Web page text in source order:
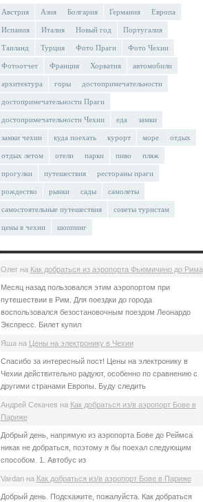
Австрия Азия Болгария Германия Европа
Испания Италия Новый год Португалия
Таиланд Турция Фото Праги Фото Чехии
Фотоотчет Франция Хорватия автомобили
архитектура горы достопримечательности
достопримечательности Праги
достопримечательности Чехии еда замки
замки чехии куда поехать курорт море отдых
отдых летом отели парки пиво пляж
прогулки путешествия рестораны праги
рождество рынки сады самолеты
самостоятельные путешествия советы туристам
цены в чехии шоппинг
Олегна Как добраться из аэропорта Фьюмичино до Рима
Месяц назад пользовался этим аэропортом при
путешествии в Рим. Для поездки до города
воспользовался безостановочным поездом Леонардо
Экспресс. Билет купил
Яша на Цены на электронику в Чехии
Спасибо за интересный пост! Цены на электронику в
Чехии действительно радуют, особенно по сравнению с
другими странами Европы. Буду следить
Андрей Секачев на Как добраться из/в аэропорт Бове в
Париже
Добрый день, напрямую из аэропорта Бове до Реймса
никак не добраться, поэтому я бы поехал следующим
способом. 1. Автобус из
Vardanна Как добраться из/в аэропорт Бове в Париже
Добрый день. Подскажите, пожалуйста. Как добраться